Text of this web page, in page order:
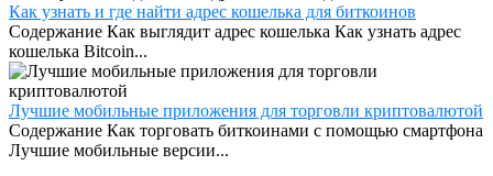
Как узнать и где найти адрес кошелька для биткоинов
Содержание Как выглядит адрес кошелька Как узнать адрес
кошелька Bitcoin...
Лучшие мобильные приложения для торговли криптовалютой
Содержание Как торговать биткоинами с помощью смартфона
Лучшие мобильные версии...